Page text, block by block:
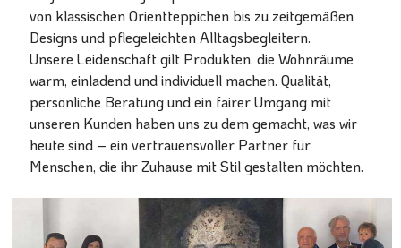
von klassischen Orientteppichen bis zu zeitgemäßen
Designs und pflegeleichten Alltagsbegleitern.
Unsere Leidenschaft gilt Produkten, die Wohnräume
warm, einladend und individuell machen. Qualität,
persönliche Beratung und ein fairer Umgang mit
unseren Kunden haben uns zu dem gemacht, was wir
heute sind – ein vertrauensvoller Partner für
Menschen, die ihr Zuhause mit Stil gestalten möchten.